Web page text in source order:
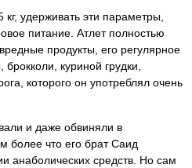
удерживать эти параметры,
питание. Атлет полностью
продукты, его регулярное
куриной грудки,
которого он употреблял очень
и даже обвиняли в
более что его брат Саид
анаболических средств. Но сам